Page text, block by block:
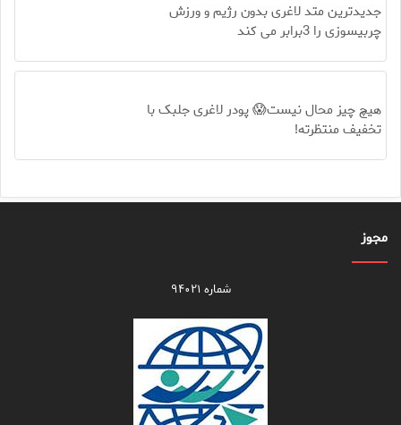
جدیدترین متد لاغری بدون رژیم و ورزش
چربیسوزی را 3برابر می کند
هیچ چیز محال نیست😱 پودر لاغری جلبک با
تخفیف منتظرته!
مجوز
شماره ۹۴۰۲۱